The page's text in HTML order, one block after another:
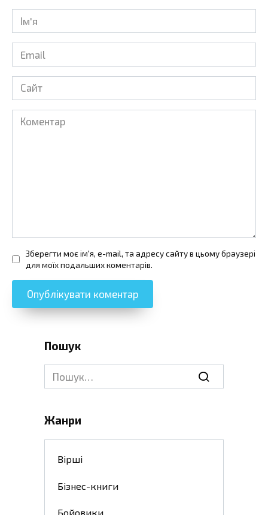
Ім'я
Email
Сайт
Коментар
Зберегти моє ім'я, e-mail, та адресу сайту в цьому браузері
для моїх подальших коментарів.
Пошук
Search
for:
Жанри
Вірші
Бізнес-книги
Бойовики